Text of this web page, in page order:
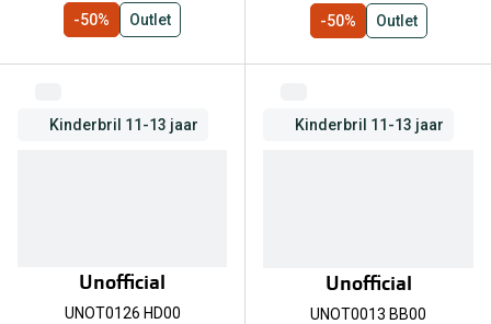
-50% Outlet -50% Outlet
Kinderbril 11-13 jaar
Unofficial
UNOT0126 HD00
Kinderbril 11-13 jaar
Unofficial
UNOT0013 BB00